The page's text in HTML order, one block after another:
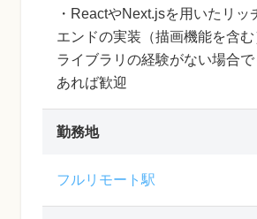
・ReactやNext.jsを用いたリッ
エンドの実装（描画機能を
ライブラリの経験がない場合
あれば歓迎
勤務地
フルリモート駅